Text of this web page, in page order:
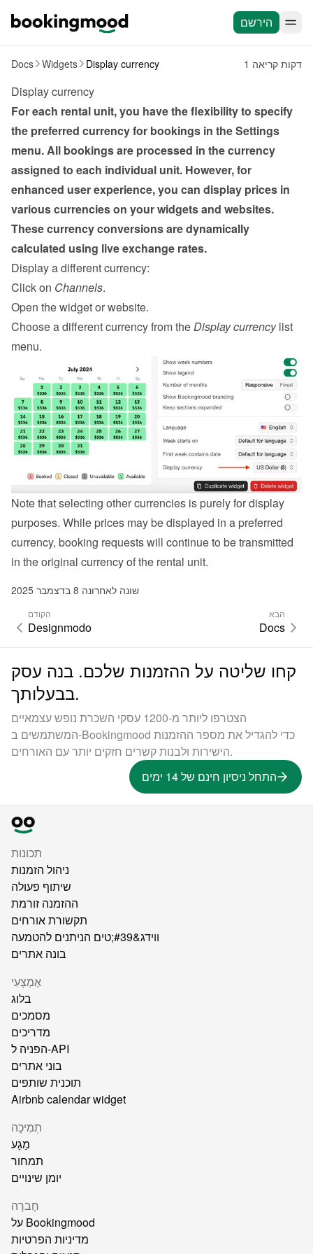
הירשם
Docs Widgets Display currency 1 דקות קריאה
Display currency
For each rental unit, you have the flexibility to specify
the preferred currency for bookings in the Settings
menu. All bookings are processed in the currency
assigned to each individual unit. However, for
enhanced user experience, you can display prices in
various currencies on your widgets and websites.
These currency conversions are dynamically
calculated using live exchange rates.
Display a different currency:
Click on Channels.
Open the widget or website.
Choose a different currency from the Display currency list
menu.
Note that selecting other currencies is purely for display
purposes. While prices may be displayed in a preferred
currency, booking requests will continue to be transmitted
in the original currency of the rental unit.
שונה לאחרונה 8 בדצמבר 2025
הקודם
Designmodo
הבא
Docs
קחו שליטה על ההזמנות שלכם. בנה עסק
בבעלותך.
הצטרפו ליותר מ-1200 עסקי השכרת נופש עצמאיים
המשתמשים ב-Bookingmood כדי להגדיל את מספר ההזמנות
הישירות ולבנות קשרים חזקים יותר עם האורחים.
התחל ניסיון חינם של 14 ימים
תכונות
ניהול הזמנות
שיתוף פעולה
ההזמנה זורמת
תקשורת אורחים
ווידג&#39;טים הניתנים להטמעה
בונה אתרים
אֶמְצָעִי
בלוג
מסמכים
מדריכים
הפניה ל-API
בוני אתרים
תוכנית שותפים
Airbnb calendar widget
תְמִיכָה
מַגָע
תמחור
יומן שינויים
חֶברָה
על Bookingmood
מדיניות הפרטיות